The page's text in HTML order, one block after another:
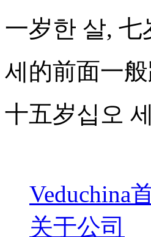
一岁한 살,
세的前面一
十五岁십오
Veduchina
关于公司